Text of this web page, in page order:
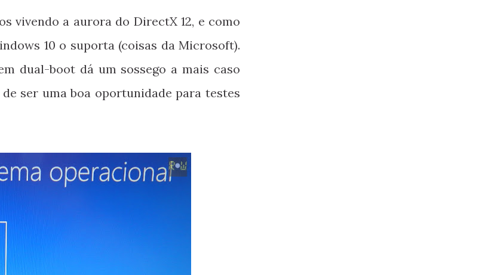
vivendo a aurora do DirectX 12, e como
10 o suporta (coisas da Microsoft).
dual-boot dá um sossego a mais caso
ser uma boa oportunidade para testes